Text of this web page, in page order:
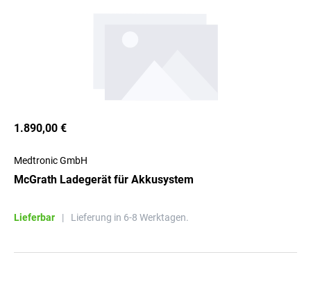
1.890,00 €
Medtronic GmbH
McGrath Ladegerät für Akkusystem
Lieferbar | Lieferung in 6-8 Werktagen.